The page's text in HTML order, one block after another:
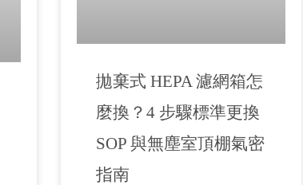
拋棄式 HEPA 濾網箱怎
麼換？4 步驟標準更換
SOP 與無塵室頂棚氣密
指南